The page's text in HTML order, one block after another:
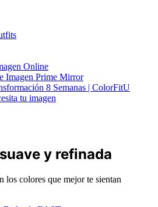
Online
Imagen Prime Mirror
8 Semanas | ColorFitU
tu imagen
y refinada
los colores que mejor te sientan